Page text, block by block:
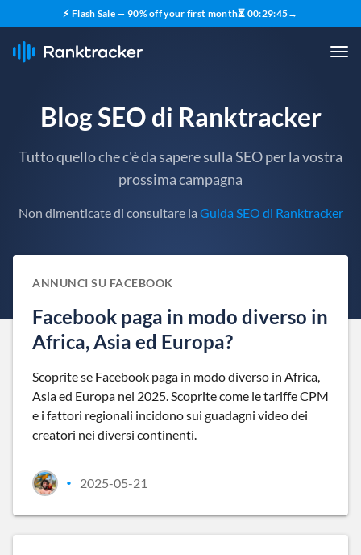
⚡ Flash Sale — 90% off your first month⏳ 00:29:44→
Blog SEO di Ranktracker
Tutto quello che c'è da sapere sulla SEO per la vostra
prossima campagna
Non dimenticate di consultare la Guida SEO di Ranktracker
ANNUNCI SU FACEBOOK
Facebook paga in modo diverso in
Africa, Asia ed Europa?
Scoprite se Facebook paga in modo diverso in Africa,
Asia ed Europa nel 2025. Scoprite come le tariffe CPM
e i fattori regionali incidono sui guadagni video dei
creatori nei diversi continenti.
• 2025-05-21